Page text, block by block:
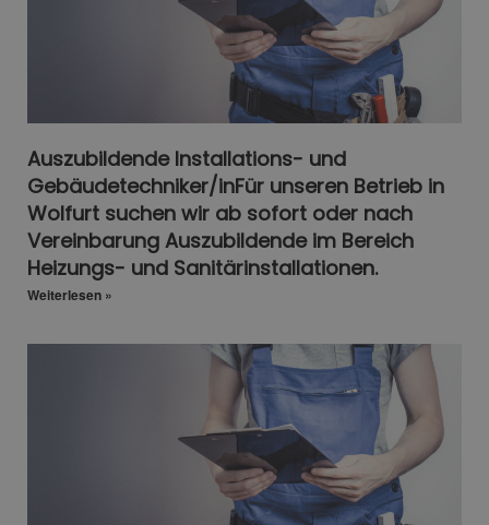
Auszubildende Installations- und
Gebäudetechniker/inFür unseren Betrieb in
Wolfurt suchen wir ab sofort oder nach
Vereinbarung Auszubildende im Bereich
Heizungs- und Sanitärinstallationen.
Weiterlesen »